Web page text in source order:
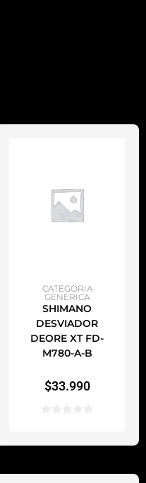
AÑADIR AL CARRITO
CATEGORIA
GENERICA
SHIMANO
DESVIADOR
DEORE XT FD-
M780-A-B
$33.990